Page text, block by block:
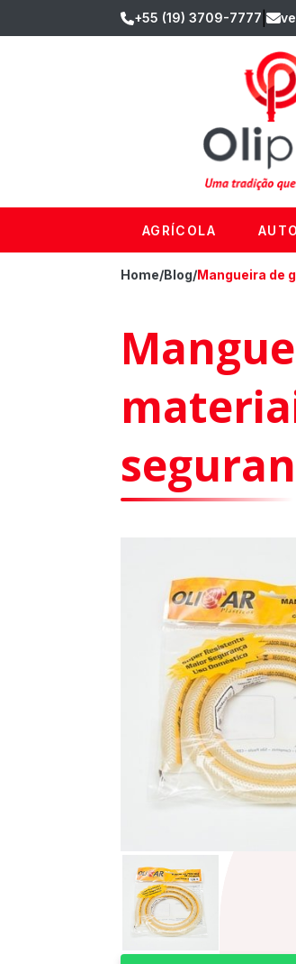
+55 (19) 3709-7777 |
AGRÍCOLA
Home/Blog/Mangueira de